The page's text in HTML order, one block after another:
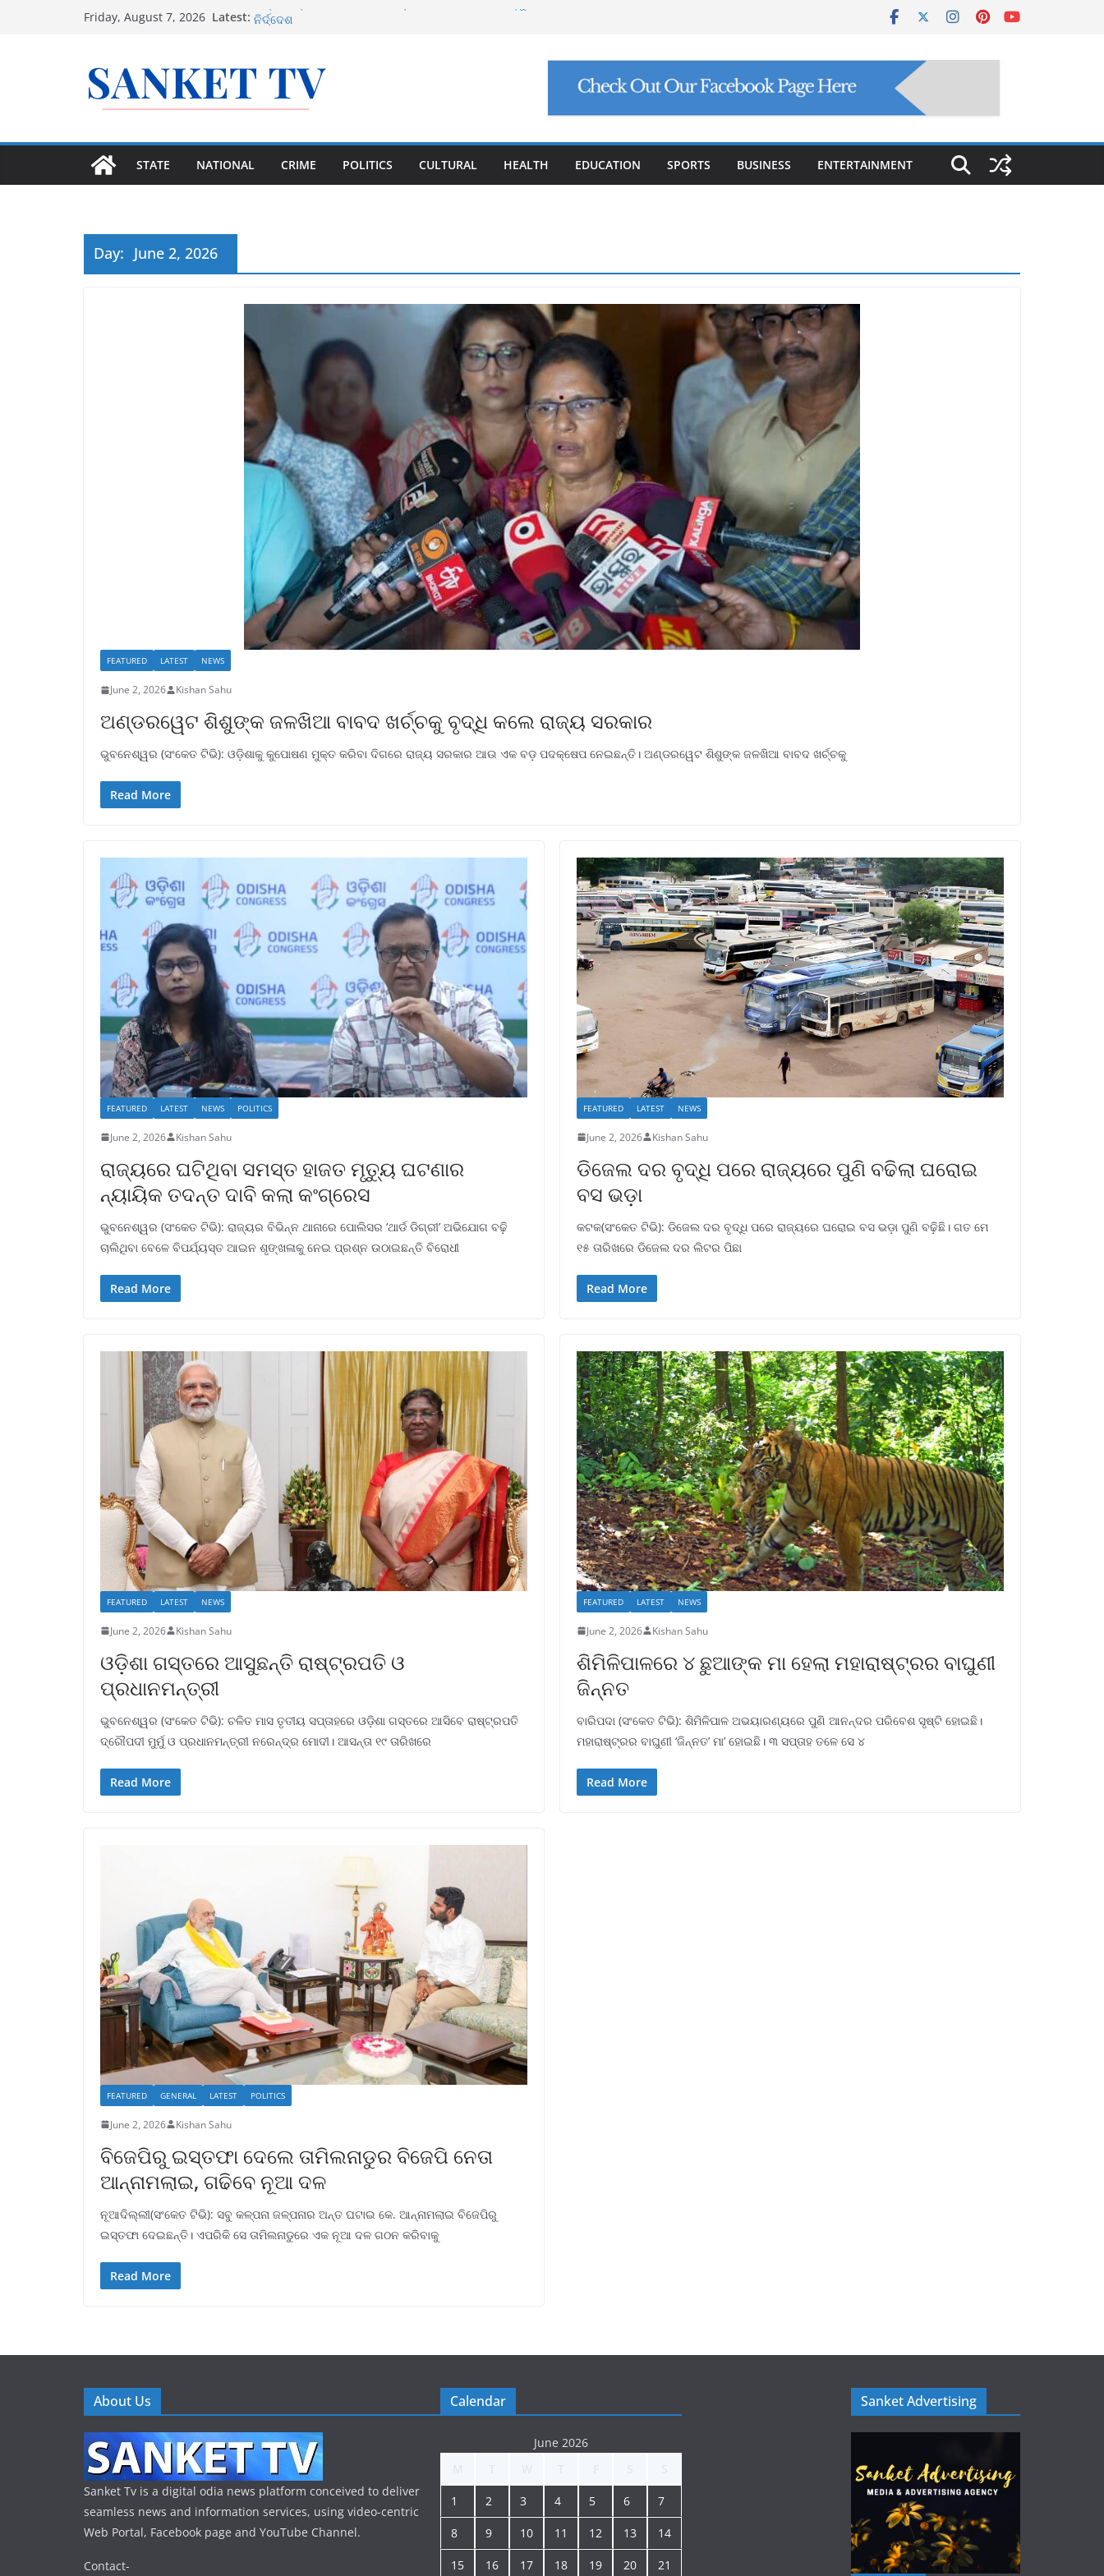
Friday, August 7, 2026 Latest: ଜିଲ୍ଲା ଗସ୍ତ ରିପୋର୍ଟ ମାଗିଲେ ଉନ୍ନୟନ କମିଶନର, ସଚିବଙ୍କୁ କଠୋର
ଜାମିନ
ଶ୍ରୀମନ୍ଦିର ନକଲି ନିଯୁକ୍ତି ଠକେଇ, ମୁଖ୍ୟ ପ୍ରଶାସକଙ୍କ ଦସ୍ତଖତ ଜାଲ୍
ବୀମା ବିନା ମିଳିବନି ପେଟ୍ରୋଲ, ସୁପ୍ରିମକୋର୍ଟଙ୍କ ବଡ଼ ନିର୍ଦ୍ଦେଶ
ତାମିଲନାଡୁରେ ମହିଳାଙ୍କୁ ୮ ଗ୍ରାମ ସୁନା-ଶାଢ଼ୀ, ଏଆଇ ପ୍ରଶିକ୍ଷଣ ପାଇଁ ୫
STATE NATIONAL CRIME POLITICS CULTURAL HEALTH EDUCATION SPORTS BUSINESS ENTERTAINMENT
Day: June 2, 2026
FEATURED LATEST NEWS
June 2, 2026 Kishan Sahu
ଅଣ୍ଡରୱେଟ ଶିଶୁଙ୍କ ଜଳଖିଆ ବାବଦ ଖର୍ଚ୍ଚକୁ ବୃଦ୍ଧି କଲେ ରାଜ୍ୟ ସରକାର
ଭୁବନେଶ୍ୱର (ସଂକେତ ଟିଭି): ଓଡ଼ିଶାକୁ କୁପୋଷଣ ମୁକ୍ତ କରିବା ଦିଗରେ ରାଜ୍ୟ ସରକାର ଆଉ ଏକ ବଡ଼ ପଦକ୍ଷେପ ନେଇଛନ୍ତି। ଅଣ୍ଡରୱେଟ ଶିଶୁଙ୍କ ଜଳଖିଆ ବାବଦ ଖର୍ଚ୍ଚକୁ
Read More
FEATURED LATEST NEWS POLITICS
June 2, 2026 Kishan Sahu
ରାଜ୍ୟରେ ଘଟିଥିବା ସମସ୍ତ ହାଜତ ମୃତ୍ୟୁ ଘଟଣାର
ନ୍ୟାୟିକ ତଦନ୍ତ ଦାବି କଲା କଂଗ୍ରେସ
ଭୁବନେଶ୍ୱର (ସଂକେତ ଟିଭି): ରାଜ୍ୟର ବିଭିନ୍ନ ଥାନାରେ ପୋଲିସର ‘ଥାର୍ଡ ଡିଗ୍ରୀ’ ଅଭିଯୋଗ ବଢ଼ି
ଚାଲିଥିବା ବେଳେ ବିପର୍ଯ୍ୟସ୍ତ ଆଇନ ଶୃଙ୍ଖଳାକୁ ନେଇ ପ୍ରଶ୍ନ ଉଠାଇଛନ୍ତି ବିରୋଧୀ
Read More
FEATURED LATEST NEWS
June 2, 2026 Kishan Sahu
ଡିଜେଲ ଦର ବୃଦ୍ଧି ପରେ ରାଜ୍ୟରେ ପୁଣି ବଢିଲା ଘରୋଇ
ବସ ଭଡ଼ା
କଟକ(ସଂକେତ ଟିଭି): ଡିଜେଲ ଦର ବୃଦ୍ଧି ପରେ ରାଜ୍ୟରେ ଘରୋଇ ବସ ଭଡ଼ା ପୁଣି ବଢ଼ିଛି। ଗତ ମେ
୧୫ ତାରିଖରେ ଡିଜେଲ ଦର ଲିଟର ପିଛା
Read More
FEATURED LATEST NEWS
June 2, 2026 Kishan Sahu
ଓଡ଼ିଶା ଗସ୍ତରେ ଆସୁଛନ୍ତି ରାଷ୍ଟ୍ରପତି ଓ
ପ୍ରଧାନମନ୍ତ୍ରୀ
ଭୁବନେଶ୍ୱର (ସଂକେତ ଟିଭି): ଚଳିତ ମାସ ତୃତୀୟ ସପ୍ତାହରେ ଓଡ଼ିଶା ଗସ୍ତରେ ଆସିବେ ରାଷ୍ଟ୍ରପତି
ଦ୍ରୌପଦୀ ମୁର୍ମୁ ଓ ପ୍ରଧାନମନ୍ତ୍ରୀ ନରେନ୍ଦ୍ର ମୋଦୀ। ଆସନ୍ତା ୧୯ ତାରିଖରେ
Read More
FEATURED LATEST NEWS
June 2, 2026 Kishan Sahu
ଶିମିଳିପାଳରେ ୪ ଛୁଆଙ୍କ ମା ହେଲା ମହାରାଷ୍ଟ୍ରର ବାଘୁଣୀ
ଜିନ୍ନତ
ବାରିପଦା (ସଂକେତ ଟିଭି): ଶିମିଳିପାଳ ଅଭୟାରଣ୍ୟରେ ପୁଣି ଆନନ୍ଦର ପରିବେଶ ସୃଷ୍ଟି ହୋଇଛି।
ମହାରାଷ୍ଟ୍ରର ବାଘୁଣୀ ‘ଜିନ୍ନତ’ ମା’ ହୋଇଛି। ୩ ସପ୍ତାହ ତଳେ ସେ ୪
Read More
FEATURED GENERAL LATEST POLITICS
June 2, 2026 Kishan Sahu
ବିଜେପିରୁ ଇସ୍ତଫା ଦେଲେ ତାମିଲନାଡୁର ବିଜେପି ନେତା
ଆନ୍ନାମଲାଇ, ଗଢିବେ ନୂଆ ଦଳ
ନୂଆଦିଲ୍ଲୀ(ସଂକେତ ଟିଭି): ସବୁ କଳ୍ପନା ଜଳ୍ପନାର ଅନ୍ତ ଘଟାଇ କେ. ଆନ୍ନାମଲାଇ ବିଜେପିରୁ
ଇସ୍ତଫା ଦେଇଛନ୍ତି। ଏପରିକି ସେ ତାମିଲନାଡୁରେ ଏକ ନୂଆ ଦଳ ଗଠନ କରିବାକୁ
Read More
About Us
Sanket Tv is a digital odia news platform conceived to deliver
seamless news and information services, using video-centric
Web Portal, Facebook page and YouTube Channel.
Contact-
Calendar
June 2026
1 2 3 4 5 6 7
8 9 10 11 12 13 14
15 16 17 18 19 20 21
Sanket Advertising